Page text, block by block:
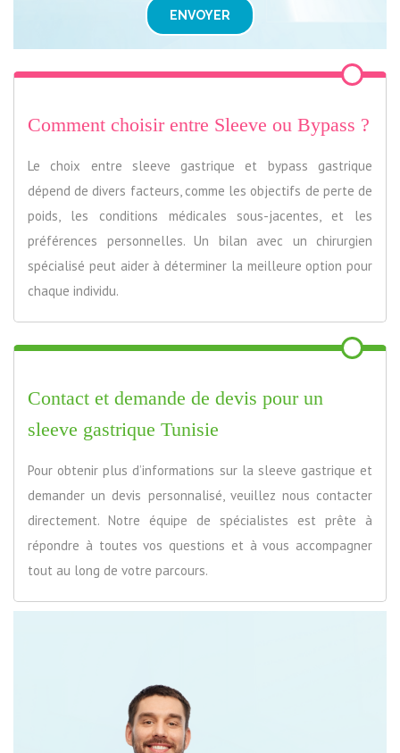
ENVOYER
Comment choisir entre Sleeve ou Bypass ?
Le choix entre sleeve gastrique et bypass gastrique
dépend de divers facteurs, comme les objectifs de perte de
poids, les conditions médicales sous-jacentes, et les
préférences personnelles. Un bilan avec un chirurgien
spécialisé peut aider à déterminer la meilleure option pour
chaque individu.
Contact et demande de devis pour un
sleeve gastrique Tunisie
Pour obtenir plus d’informations sur la sleeve gastrique et
demander un devis personnalisé, veuillez nous contacter
directement. Notre équipe de spécialistes est prête à
répondre à toutes vos questions et à vous accompagner
tout au long de votre parcours.